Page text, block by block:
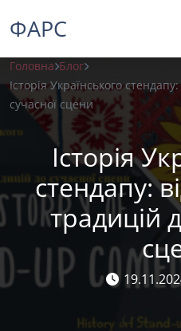
ФАРС
Головна Блог
Історія Українського
сучасної сцени
Історія
стендапу:
традицій